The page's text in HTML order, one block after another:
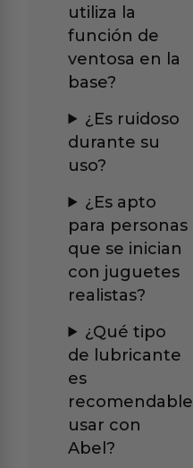
utiliza la
función de
ventosa en la
base?
¿Es ruidoso
durante su
uso?
¿Es apto
para personas
que se inician
con juguetes
realistas?
¿Qué tipo
de lubricante
es
recomendable
usar con
Abel?